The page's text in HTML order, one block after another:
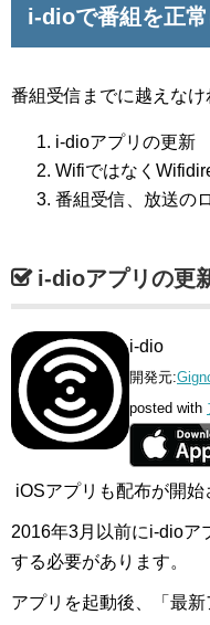
i-dioで番組を正
番組受信までに越えなけ
i-dioアプリの更新
Wifiではなく
番組受信、放送の
i-dioアプリの更
i-dio
開発元:
posted with
iOSアプリも配布が開始
2016年3月以前にi-dioア
する必要があります。
アプリを起動後、「最